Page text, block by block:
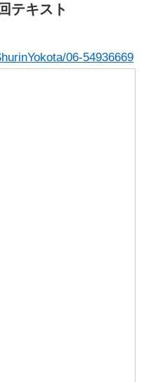
テキスト
06-54936669